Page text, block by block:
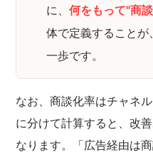
に、何をもって"商
体で定義すること
一歩です。
なお、商談化率はチャネ
に分けて計算すると、改
なります。「広告経由は